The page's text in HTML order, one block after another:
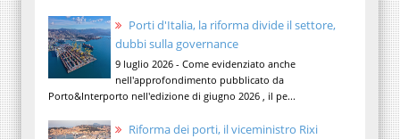
Porti d'Italia, la riforma divide il settore,
dubbi sulla governance
9 luglio 2026 - Come evidenziato anche
nell'approfondimento pubblicato da
Porto&Interporto nell'edizione di giugno 2026 , il pe...
Riforma dei porti, il viceministro Rixi